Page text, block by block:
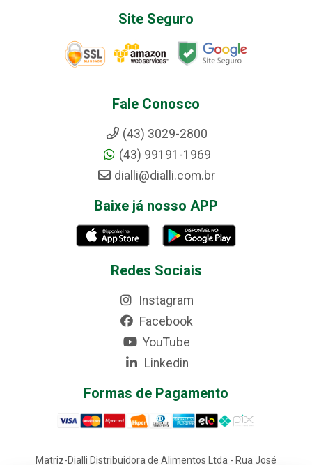
Site Seguro
Fale Conosco
(43) 3029-2800
(43) 99191-1969
dialli@dialli.com.br
Baixe já nosso APP
Redes Sociais
Instagram
Facebook
YouTube
Linkedin
Formas de Pagamento
Matriz-Dialli Distribuidora de Alimentos Ltda - Rua José